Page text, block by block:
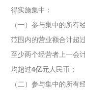
得实施集中：
（一）参与集中的所有
范围内的营业额合计超
至少两个经营者上一会
均超过4亿元人民币；
（二）参与集中的所有